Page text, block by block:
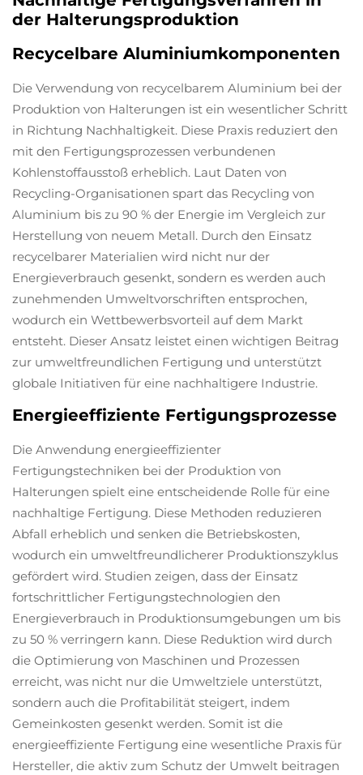
der Halterungsproduktion
Recycelbare Aluminiumkomponenten
Die Verwendung von recycelbarem Aluminium bei der
Produktion von Halterungen ist ein wesentlicher Schritt
in Richtung Nachhaltigkeit. Diese Praxis reduziert den
mit den Fertigungsprozessen verbundenen
Kohlenstoffausstoß erheblich. Laut Daten von
Recycling-Organisationen spart das Recycling von
Aluminium bis zu 90 % der Energie im Vergleich zur
Herstellung von neuem Metall. Durch den Einsatz
recycelbarer Materialien wird nicht nur der
Energieverbrauch gesenkt, sondern es werden auch
zunehmenden Umweltvorschriften entsprochen,
wodurch ein Wettbewerbsvorteil auf dem Markt
entsteht. Dieser Ansatz leistet einen wichtigen Beitrag
zur umweltfreundlichen Fertigung und unterstützt
globale Initiativen für eine nachhaltigere Industrie.
Energieeffiziente Fertigungsprozesse
Die Anwendung energieeffizienter
Fertigungstechniken bei der Produktion von
Halterungen spielt eine entscheidende Rolle für eine
nachhaltige Fertigung. Diese Methoden reduzieren
Abfall erheblich und senken die Betriebskosten,
wodurch ein umweltfreundlicherer Produktionszyklus
gefördert wird. Studien zeigen, dass der Einsatz
fortschrittlicher Fertigungstechnologien den
Energieverbrauch in Produktionsumgebungen um bis
zu 50 % verringern kann. Diese Reduktion wird durch
die Optimierung von Maschinen und Prozessen
erreicht, was nicht nur die Umweltziele unterstützt,
sondern auch die Profitabilität steigert, indem
Gemeinkosten gesenkt werden. Somit ist die
energieeffiziente Fertigung eine wesentliche Praxis für
Hersteller, die aktiv zum Schutz der Umwelt beitragen